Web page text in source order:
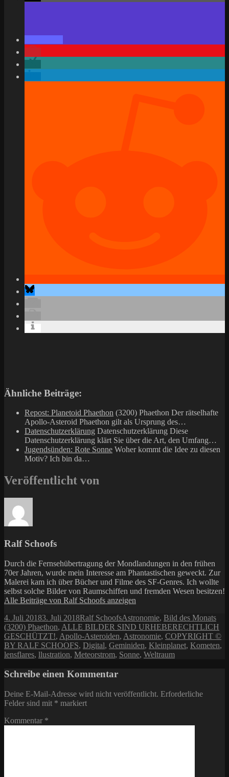
Ähnliche Beiträge:
Repost: Planetoid Phaethon (3200) Phaethon Der rätselhafte
Apollo-Asteroid Phaethon gilt als Ursprung des…
Datenschutzerklärung Datenschutzerklärung Diese
Datenschutzerklärung klärt Sie über die Art, den Umfang…
Jugendsünden: Rote Sonne Woher kommt die Idee zu diesen
Motiv? Ich bin da…
Veröffentlicht von
Ralf Schoofs
Durch die Fernsehübertragung der Mondlandungen in den frühen
70er Jahren, wurde mein Interesse am Phantastischen geweckt. Zur
Malerei kam ich über Bücher und Filme des SF-Genres. Ich wollte
selbst solche Bilder von Raumschiffen und fremden Wesen besitzen!
Alle Beiträge von Ralf Schoofs anzeigen
Veröffentlicht
am
4. Juli 20183. Juli 2018Autor
Ralf SchoofsKategorien
Astronomie, Bild des Monats
(3200) Phaethon, ALLE BILDER SIND URHEBERECHTLICH
GESCHÜTZT!, Apollo-Asteroiden, Astronomie, COPYRIGHT ©
BY RALF SCHOOFS, Digital, Geminiden, Kleinplanet, Kometen,
lensflares, llustration, Meteorstrom, Sonne, Weltraum
Schreibe einen Kommentar
Deine E-Mail-Adresse wird nicht veröffentlicht. Erforderliche
Felder sind mit * markiert
Kommentar *